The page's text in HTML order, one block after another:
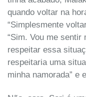
quando voltar na
“Simplesmente
“Sim. Vou me
respeitar essa
respeitaria uma
minha namorada” e